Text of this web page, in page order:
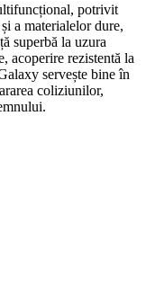
potrivit
a materialelor dure,
superbă la uzura
acoperire rezistentă la
servește bine în
coliziunilor,